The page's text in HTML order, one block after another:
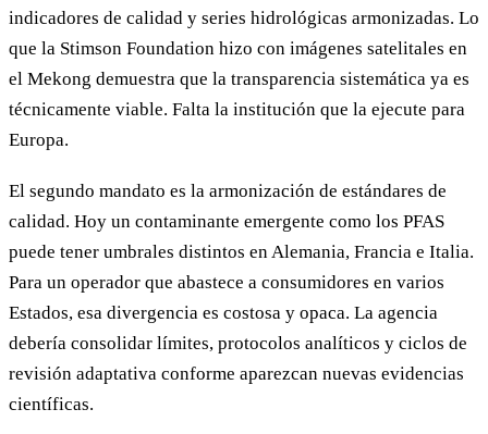
indicadores de calidad y series hidrológicas armonizadas. Lo
que la Stimson Foundation hizo con imágenes satelitales en
el Mekong demuestra que la transparencia sistemática ya es
técnicamente viable. Falta la institución que la ejecute para
Europa.
El segundo mandato es la armonización de estándares de
calidad. Hoy un contaminante emergente como los PFAS
puede tener umbrales distintos en Alemania, Francia e Italia.
Para un operador que abastece a consumidores en varios
Estados, esa divergencia es costosa y opaca. La agencia
debería consolidar límites, protocolos analíticos y ciclos de
revisión adaptativa conforme aparezcan nuevas evidencias
científicas.